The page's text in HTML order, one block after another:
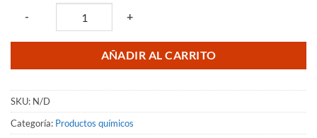
- +
AÑADIR AL CARRITO
SKU: N/D
Categoría: Productos químicos